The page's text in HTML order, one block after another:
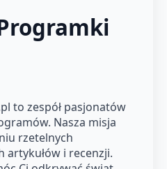
to zespół pasjonatów
Nasza misja
rzetelnych
artykułów i recenzji.